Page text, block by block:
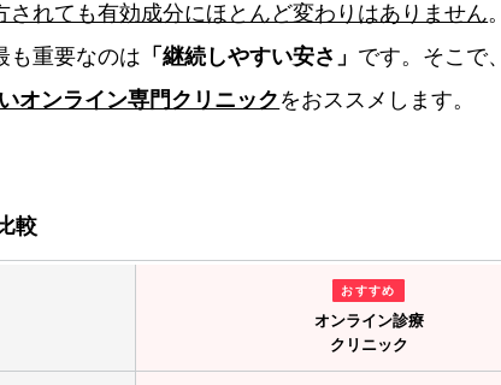
れても有効成分にほとんど変わりはありません
も重要なのは 「継続しやすい安さ」 です。そこで
オンライン専門クリニック をおススメします。
較
おすすめ
オンライン診療
クリニック